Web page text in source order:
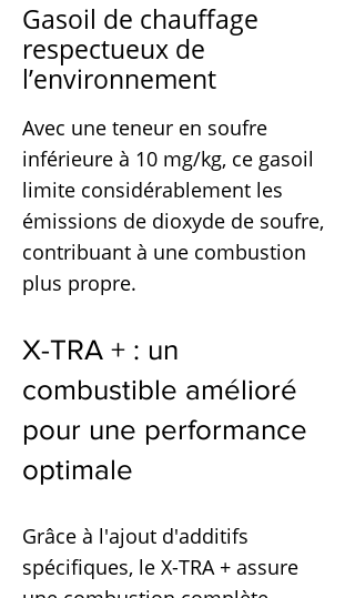
Gasoil de chauffage
respectueux de
l’environnement
Avec une teneur en soufre
inférieure à 10 mg/kg, ce gasoil
limite considérablement les
émissions de dioxyde de soufre,
contribuant à une combustion
plus propre.
X-TRA + : un
combustible amélioré
pour une performance
optimale
Grâce à l'ajout d'additifs
spécifiques, le X-TRA + assure